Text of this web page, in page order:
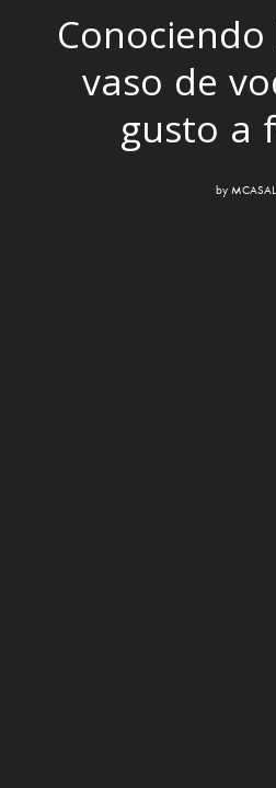
vaso de
gusto a
by MCASAL